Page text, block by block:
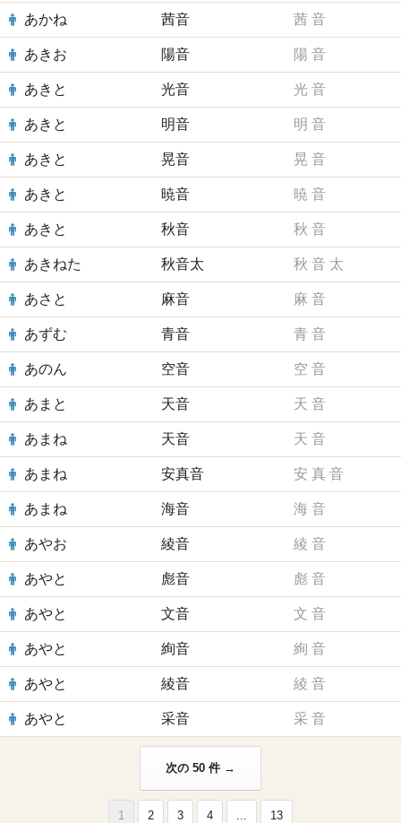
あかね 茜音 茜 音
あきお 陽音 陽 音
あきと 光音 光 音
あきと 明音 明 音
あきと 晃音 晃 音
あきと 暁音 暁 音
あきと 秋音 秋 音
あきねた 秋音太 秋 音 太
あさと 麻音 麻 音
あずむ 青音 青 音
あのん 空音 空 音
あまと 天音 天 音
あまね 天音 天 音
あまね 安真音 安 真 音
あまね 海音 海 音
あやお 綾音 綾 音
あやと 彪音 彪 音
あやと 文音 文 音
あやと 絢音 絢 音
あやと 綾音 綾 音
あやと 采音 采 音
次の 50 件 →
1 2 3 4 ... 13